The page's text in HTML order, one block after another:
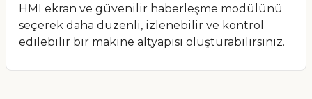
HMI ekran ve güvenilir haberleşme modülünü
seçerek daha düzenli, izlenebilir ve kontrol
edilebilir bir makine altyapısı oluşturabilirsiniz.